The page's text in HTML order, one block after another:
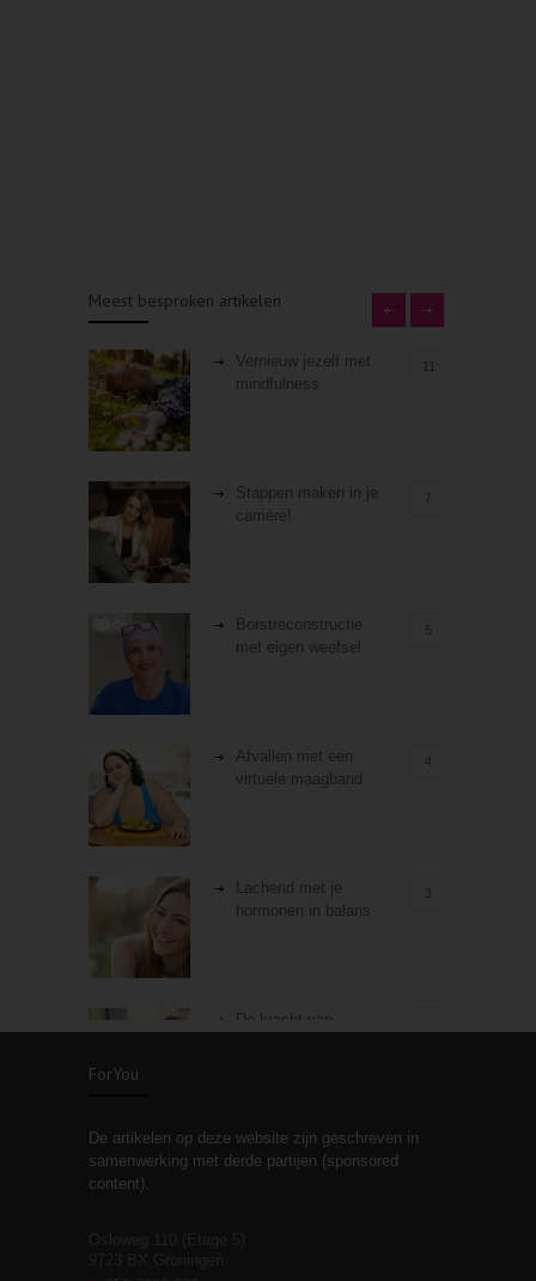
Meest besproken artikelen
Vernieuw jezelf met
mindfulness
Stappen maken in je
carrière!
7
Borstreconstructie
met eigen weefsel
5
Afvallen met een
virtuele maagband
4
Lachend met je
hormonen in balans
3
De kracht van
Stiefouderschap en
relaties
ForYou
De artikelen op deze website zijn geschreven in
samenwerking met derde partijen (sponsored
content).